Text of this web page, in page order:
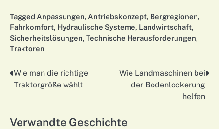
Tagged Anpassungen, Antriebskonzept, Bergregionen,
Fahrkomfort, Hydraulische Systeme, Landwirtschaft,
Sicherheitslösungen, Technische Herausforderungen,
Traktoren
Nawigacja
wpisu
Wie man die richtige
Traktorgröße wählt
Wie Landmaschinen bei
der Bodenlockerung
helfen
Verwandte Geschichte